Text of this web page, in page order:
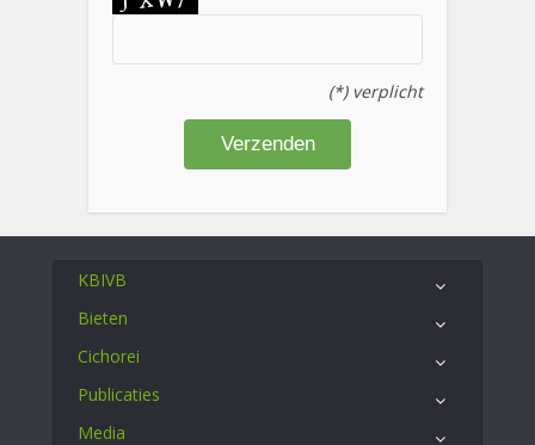
(*) verplicht
KBIVB
Bieten
Cichorei
Publicaties
Media